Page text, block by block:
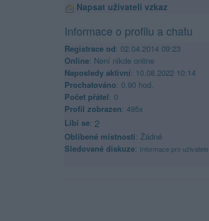
Napsat uživateli vzkaz
Informace o profilu a chatu
Registrace od: 02.04.2014 09:23
Online: Není nikde online
Naposledy aktivní: 10.08.2022 10:14
Prochatováno: 0.90 hod.
Počet přátel: 0
Profil zobrazen: 495x
Líbí se: 2
Oblibené místnosti: Žádné
Sledované diskuze: Informace pro uživatele